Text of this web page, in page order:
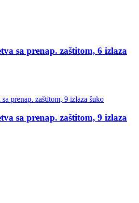
sa prenap. zaštitom, 6 izlaza
sa prenap. zaštitom, 9 izlaza